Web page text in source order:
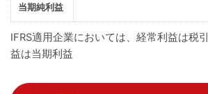
IFRS適用企業においては、経常利益は税
益は当期利益